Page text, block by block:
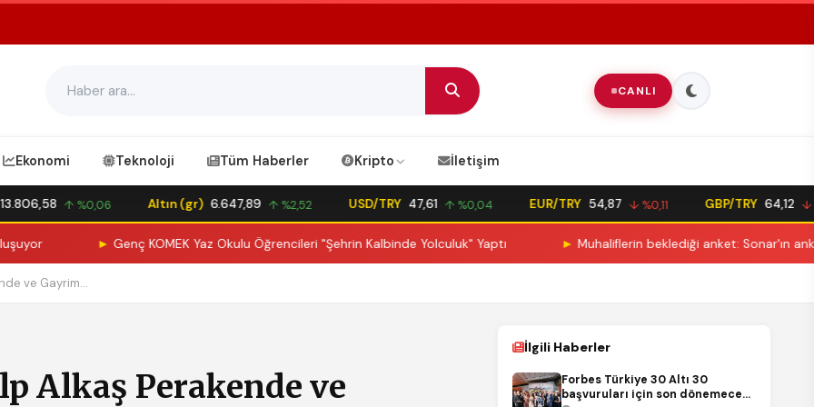
CANLI
Ekonomi Teknoloji Tüm Haberler Kripto İletişim
↑ %0,06 Altın (gr) 6.647,89 ↑ %2,52 USD/TRY 47,61 ↑ %0,04 EUR/TRY 54,87 ↓ %0,11 GBP/TRY 64,12 ↓
Genç KOMEK Yaz Okulu Öğrencileri "Şehrin Kalbinde Yolculuk" Yaptı Muhaliflerin beklediği anket: Sonar'ın anketi
ve Gayrim...
Alkaş Perakende ve
İlgili Haberler
Forbes Türkiye 30 Altı 30
başvuruları için son dönemece